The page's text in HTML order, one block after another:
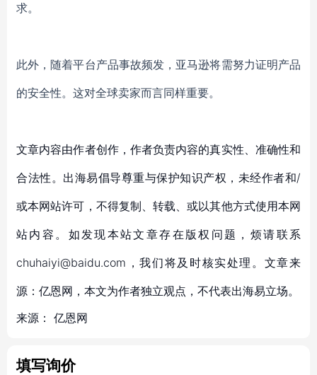
求。
此外，随着平台产品事故频发，亚马逊将需努力证明产品
的安全性。这对全球卖家而言同样重要。
文章内容由作者创作，作者负责内容的真实性、准确性和
合法性。出海易倡导尊重与保护知识产权，未经作者和/
或本网站许可，不得复制、转载、或以其他方式使用本网
站内容。如发现本站文章存在版权问题，烦请联系
chuhaiyi@baidu.com，我们将及时核实处理。文章来
源：亿恩网，本文为作者独立观点，不代表出海易立场。
来源： 亿恩网
填写询价